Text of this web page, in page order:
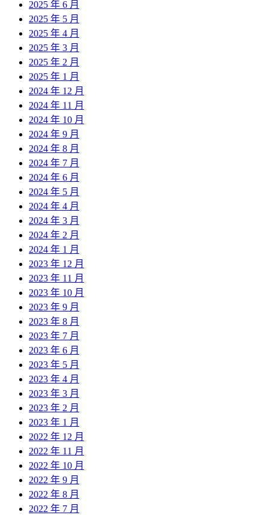
2025 年 6 月
2025 年 5 月
2025 年 4 月
2025 年 3 月
2025 年 2 月
2025 年 1 月
2024 年 12 月
2024 年 11 月
2024 年 10 月
2024 年 9 月
2024 年 8 月
2024 年 7 月
2024 年 6 月
2024 年 5 月
2024 年 4 月
2024 年 3 月
2024 年 2 月
2024 年 1 月
2023 年 12 月
2023 年 11 月
2023 年 10 月
2023 年 9 月
2023 年 8 月
2023 年 7 月
2023 年 6 月
2023 年 5 月
2023 年 4 月
2023 年 3 月
2023 年 2 月
2023 年 1 月
2022 年 12 月
2022 年 11 月
2022 年 10 月
2022 年 9 月
2022 年 8 月
2022 年 7 月